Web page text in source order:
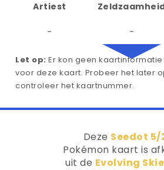
Artiest
- -
Let op: Er kon geen
voor deze kaart. Probeer het later
controleer het kaartnummer.
Deze Seedot 5/
Pokémon kaart is
uit de Evolving